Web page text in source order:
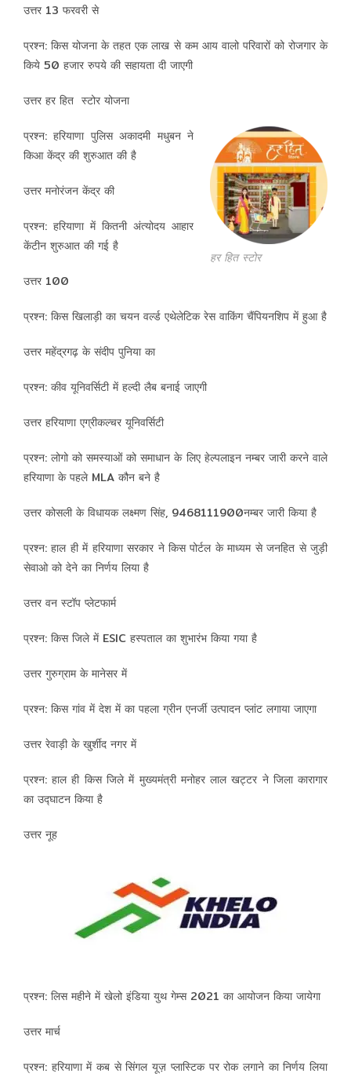
उत्तर 13 फरवरी से
प्रश्न: किस योजना के तहत एक लाख से कम आय वालो परिवारों को रोजगार के
किये 50 हजार रुपये की सहायता दी जाएगी
उत्तर हर हित स्टोर योजना
हर हित स्टोर
प्रश्न: हरियाणा पुलिस अकादमी मधुबन ने
किआ केंद्र की शुरुआत की है
उत्तर मनोरंजन केंद्र की
प्रश्न: हरियाणा में कितनी अंत्योदय आहार
केंटीन शुरुआत की गई है
उत्तर 100
प्रश्न: किस खिलाड़ी का चयन वर्ल्ड एथेलेटिक रेस वाकिंग चैंपियनशिप में हुआ है
उत्तर महेंद्रगढ़ के संदीप पुनिया का
प्रश्न: कीव यूनिवर्सिटी में हल्दी लैब बनाई जाएगी
उत्तर हरियाणा एग्रीकल्चर यूनिवर्सिटी
प्रश्न: लोगो को समस्याओं को समाधान के लिए हेल्पलाइन नम्बर जारी करने वाले
हरियाणा के पहले MLA कौन बने है
उत्तर कोसली के विधायक लक्ष्मण सिंह, 9468111900नम्बर जारी किया है
प्रश्न: हाल ही में हरियाणा सरकार ने किस पोर्टल के माध्यम से जनहित से जुड़ी
सेवाओ को देने का निर्णय लिया है
उत्तर वन स्टॉप प्लेटफार्म
प्रश्न: किस जिले में ESIC हस्पताल का शुभारंभ किया गया है
उत्तर गुरुग्राम के मानेसर में
प्रश्न: किस गांव में देश में का पहला ग्रीन एनर्जी उत्पादन प्लांट लगाया जाएगा
उत्तर रेवाड़ी के खुर्शीद नगर में
प्रश्न: हाल ही किस जिले में मुख्यमंत्री मनोहर लाल खट्टर ने जिला कारागार
का उद्घाटन किया है
उत्तर नूह
प्रश्न: लिस महीने में खेलो इंडिया युथ गेम्स 2021 का आयोजन किया जायेगा
उत्तर मार्च
प्रश्न: हरियाणा में कब से सिंगल यूज़ प्लास्टिक पर रोक लगाने का निर्णय लिया